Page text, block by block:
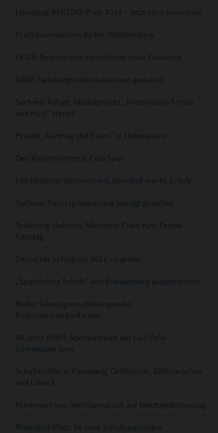
Hamburg: BERTINI-Preis 2023 – jetzt noch bewerben!
Praktikumswochen Baden-Württemberg
DOSB: Sportvereine verzeichnen hohe Zuwächse
NRW: Familiengrundschulzentren gestartet
Sachsen-Anhalt: Modellprojekt „Kooperation Schule
und Hort“ startet
Projekt „Ganztag und Raum“ in Lüdenscheid
Den Kinderrechten auf der Spur
Mecklenburg-Vorpommern: Handball macht Schule
Sachsen: Ganztagsbetreuung bewegt gestalten
Schleswig-Holstein: Ministerin Prien zum Thema
Ganztag
Deutscher Schulpreis 2023 vergeben
„Sportlichste Schule“ von Brandenburg ausgezeichnet
Berlin: Ganztagsempfehlungen der
Kultusministerkonferenz
60 Jahre MINT-Spezialklassen am Carl-Zeiss-
Gymnasium Jena
Schulfamilien in Pinneberg, Ostholstein, Dithmarschen
und Lübeck
Niedersachsen: Rechtsanspruch auf Ganztagsbetreuung
Rheinland-Pfalz: 58 neue Schulbauprojekte